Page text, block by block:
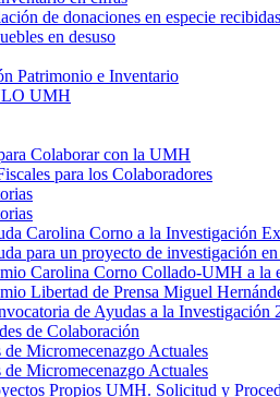
de donaciones en especie recibidas
en desuso
Patrimonio e Inventario
UMH
Colaborar con la UMH
para los Colaboradores
Carolina Corno a la Investigación
para un proyecto de investigación
Carolina Corno Collado-UMH a la
Libertad de Prensa Miguel
de Ayudas a la
de Colaboración
Micromecenazgo Actuales
Micromecenazgo Actuales
Propios UMH. Solicitud y